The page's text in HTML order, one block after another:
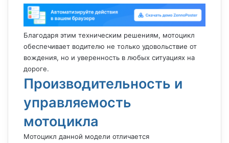
Благодаря этим техническим решениям, мотоцикл
обеспечивает водителю не только удовольствие от
вождения, но и уверенность в любых ситуациях на
дороге.
Производительность и
управляемость
мотоцикла
Мотоцикл данной модели отличается